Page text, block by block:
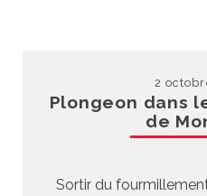
2
Plongeon dans
de
Sortir du fourmillement